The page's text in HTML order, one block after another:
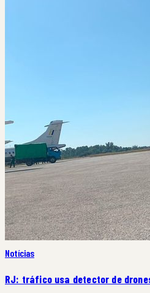
Notícias
RJ: tráfico usa detector de